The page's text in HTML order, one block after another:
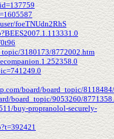
foeTNUdn2RhS
3180173/8772002.htm
board/board_topic/
board_topic/9053260/
buy-propranolol-securely-